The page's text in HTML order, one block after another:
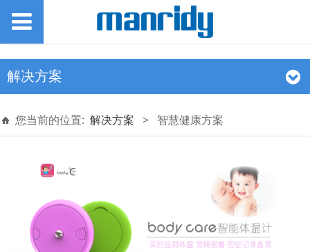
解决方案
您当前的位置: 解决方案 > 智慧健康方案